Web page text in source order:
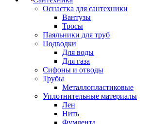
Оснастка для сантехники
Вантузы
Тросы
Паяльники для труб
Подводки
Для воды
Для газа
Сифоны и отводы
Трубы
Металлопластиковые
Уплотнительные материалы
Лен
Нить
Фумлента